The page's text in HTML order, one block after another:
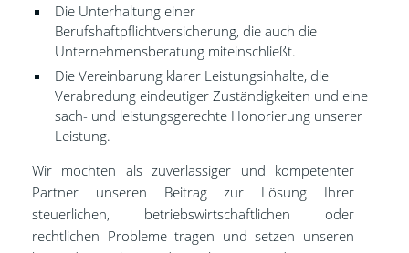
Die Unterhaltung einer
Berufshaftpflichtversicherung, die auch die
Unternehmensberatung miteinschließt.
Die Vereinbarung klarer Leistungsinhalte, die
Verabredung eindeutiger Zuständigkeiten und eine
sach- und leistungsgerechte Honorierung unserer
Leistung.
Wir möchten als zuverlässiger und kompetenter
Partner unseren Beitrag zur Lösung Ihrer
steuerlichen, betriebswirtschaftlichen oder
rechtlichen Probleme tragen und setzen unseren